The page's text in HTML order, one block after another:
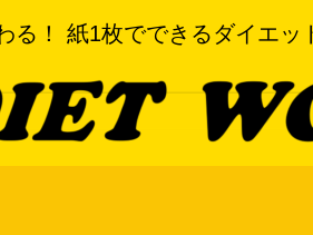
る！ 紙1枚でできるダイエッ